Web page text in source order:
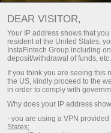
DEAR VISITOR,
Your IP address shows that
resident of the United States,
InstaFintech Group including
deposit/withdrawal of funds, etc.
If you think you are seeing this
the US, kindly proceed to the
in order to comply with
Why does your IP address
- you are using a VPN
States;